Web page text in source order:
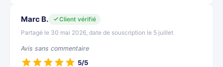
Marc B.
Client vérifié
Partagé le 30 mai 2026, date de souscription le 5 juillet
Avis sans commentaire
5/5